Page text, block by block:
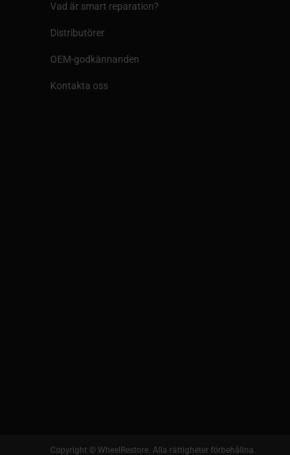
Vad är smart reparation?
Distributörer
OEM-godkännanden
Kontakta oss
Copyright © WheelRestore. Alla rättigheter förbehållna.